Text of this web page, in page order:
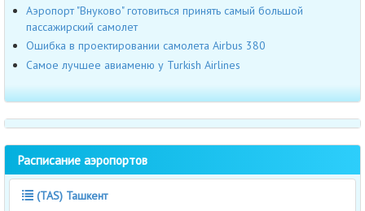
Аэропорт "Внуково" готовиться принять самый большой
пассажирский самолет
Ошибка в проектировании самолета Airbus 380
Самое лучшее авиаменю у Turkish Airlines
Расписание аэропортов
(TAS) Ташкент